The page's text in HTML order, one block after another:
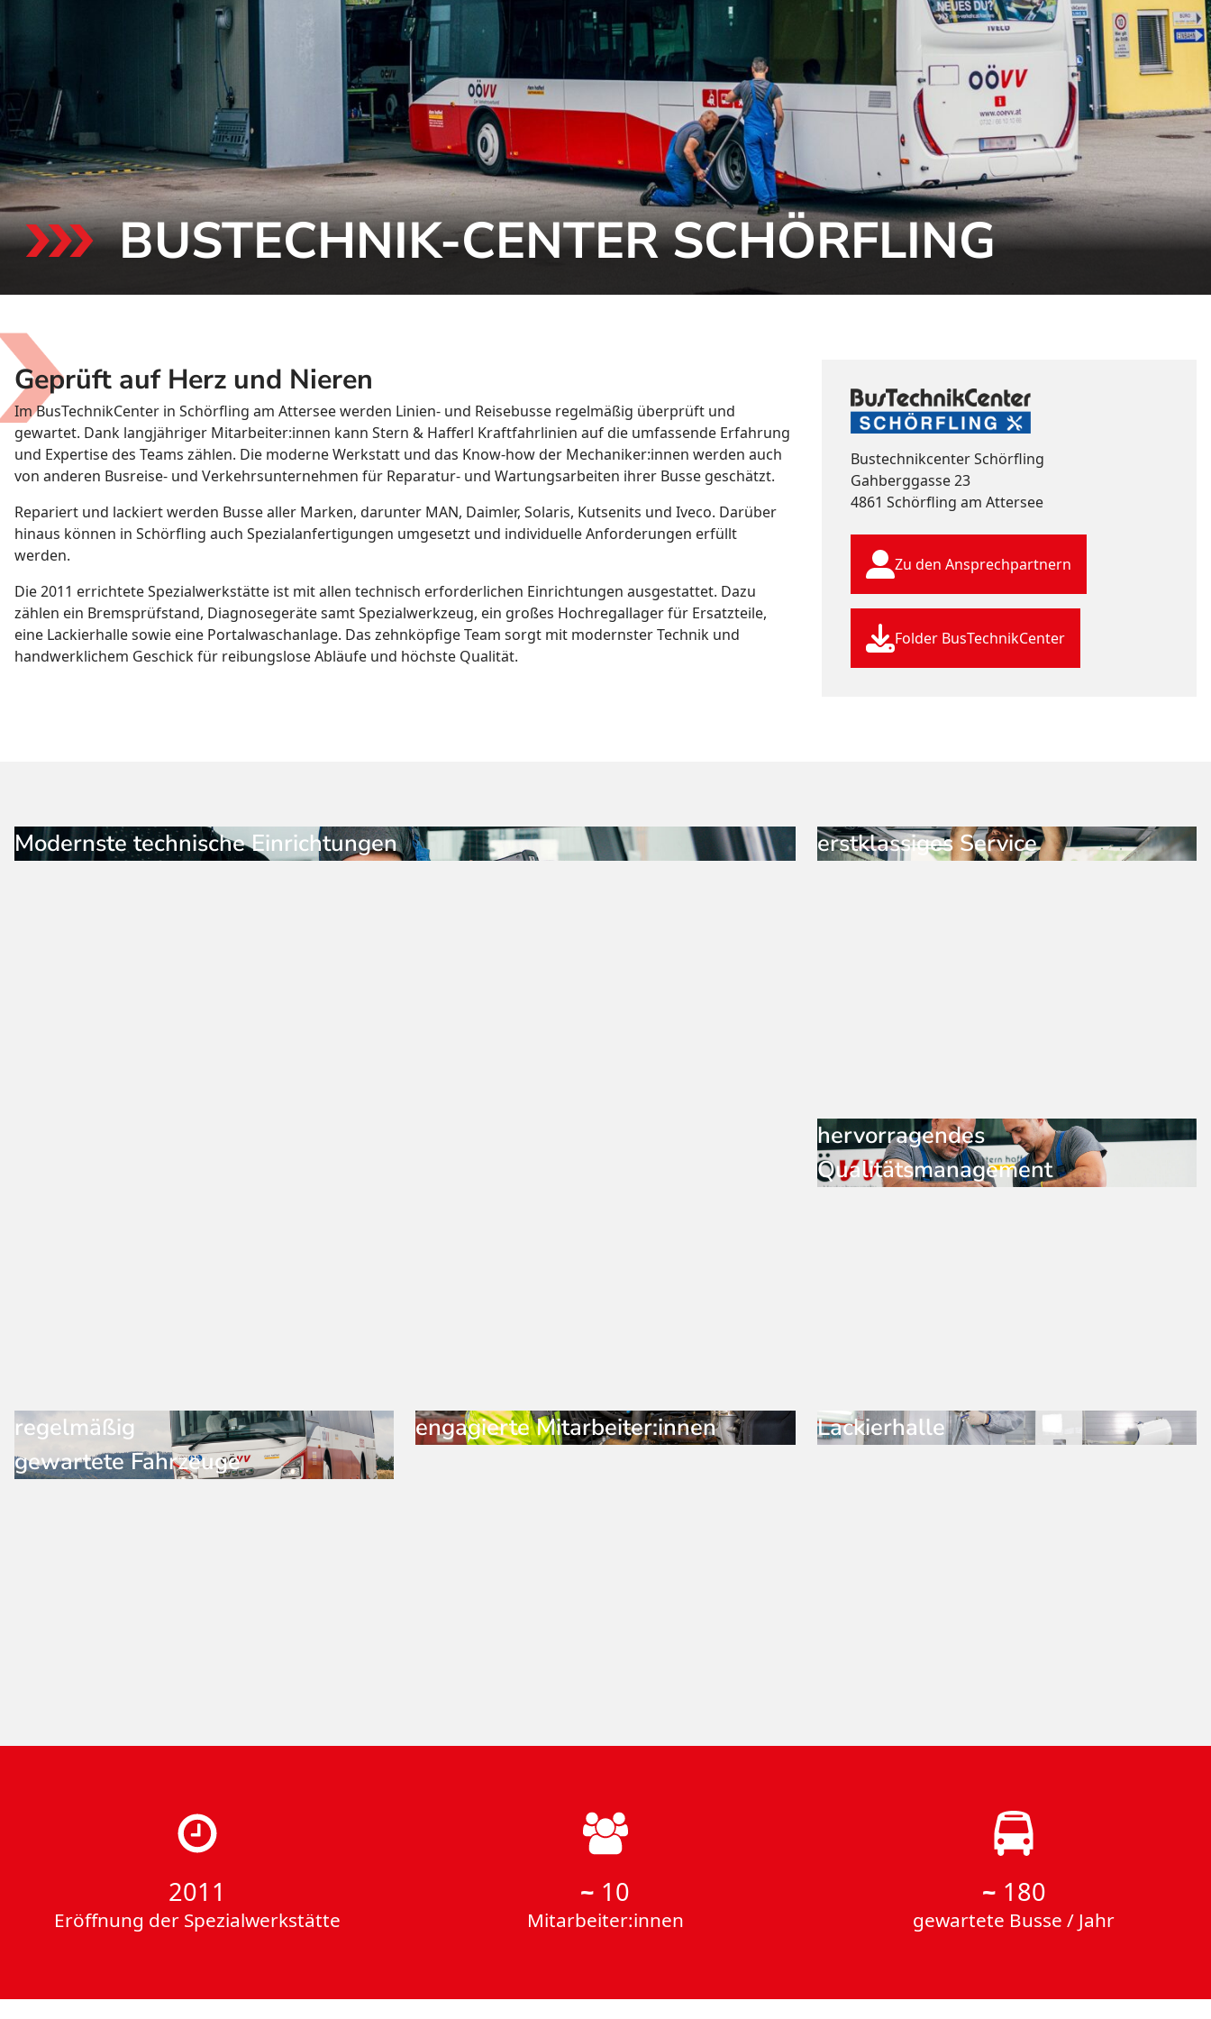
BUSTECHNIK-CENTER SCHÖRFLING
Geprüft auf Herz und Nieren
Im BusTechnikCenter in Schörfling am Attersee werden Linien- und Reisebusse regelmäßig überprüft und
gewartet. Dank langjähriger Mitarbeiter:innen kann Stern & Hafferl Kraftfahrlinien auf die umfassende Erfahrung
und Expertise des Teams zählen. Die moderne Werkstatt und das Know-how der Mechaniker:innen werden auch
von anderen Busreise- und Verkehrsunternehmen für Reparatur- und Wartungsarbeiten ihrer Busse geschätzt.
Repariert und lackiert werden Busse aller Marken, darunter MAN, Daimler, Solaris, Kutsenits und Iveco. Darüber
hinaus können in Schörfling auch Spezialanfertigungen umgesetzt und individuelle Anforderungen erfüllt
werden.
Die 2011 errichtete Spezialwerkstätte ist mit allen technisch erforderlichen Einrichtungen ausgestattet. Dazu
zählen ein Bremsprüfstand, Diagnosegeräte samt Spezialwerkzeug, ein großes Hochregallager für Ersatzteile,
eine Lackierhalle sowie eine Portalwaschanlage. Das zehnköpfige Team sorgt mit modernster Technik und
handwerklichem Geschick für reibungslose Abläufe und höchste Qualität.
Bustechnikcenter Schörfling
Gahberggasse 23
4861 Schörfling am Attersee
Zu den Ansprechpartnern
Folder BusTechnikCenter
Modernste technische Einrichtungen erstklassiges Service
hervorragendes
Qualitätsmanagement
regelmäßig
gewartete Fahrzeuge
engagierte Mitarbeiter:innen Lackierhalle
2011
Eröffnung der Spezialwerkstätte
~ 10
Mitarbeiter:innen
~ 180
gewartete Busse / Jahr